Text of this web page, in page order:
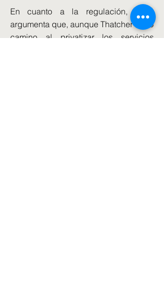
En cuanto a la regulación, Truss
argumenta que, aunque Thatcher abrió
camino al privatizar los servicios